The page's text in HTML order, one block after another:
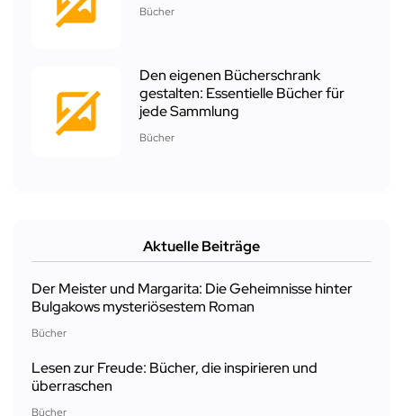
Bücher
Den eigenen Bücherschrank
gestalten: Essentielle Bücher für
jede Sammlung
Bücher
Aktuelle Beiträge
Der Meister und Margarita: Die Geheimnisse hinter
Bulgakows mysteriösestem Roman
Bücher
Lesen zur Freude: Bücher, die inspirieren und
überraschen
Bücher